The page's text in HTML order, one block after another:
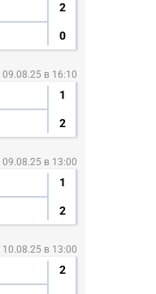
2
0
09.08.25 в 16:10
1
2
09.08.25 в 13:00
1
2
10.08.25 в 13:00
2